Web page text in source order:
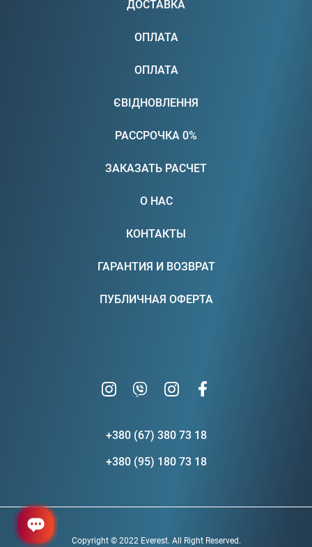
ДОСТАВКА
ОПЛАТА
ОПЛАТА
ЄВІДНОВЛЕННЯ
РАССРОЧКА 0%
ЗАКАЗАТЬ РАСЧЕТ
О НАС
КОНТАКТЫ
ГАРАНТИЯ И ВОЗВРАТ
ПУБЛИЧНАЯ ОФЕРТА
+380 (67) 380 73 18
+380 (95) 180 73 18
Copyright © 2022 Everest. All Right Reserved.